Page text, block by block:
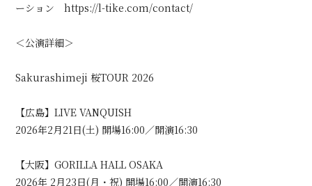
ーション https://l-tike.com/contact/
＜公演詳細＞
Sakurashimeji 桜TOUR 2026
【広島】LIVE VANQUISH
2026年2月21日(土) 開場16:00／開演16:30
【大阪】GORILLA HALL OSAKA
2026年 2月23日(月・祝) 開場16:00／開演16:30